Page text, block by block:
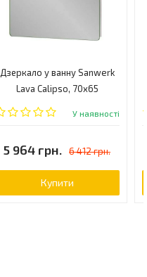
Дзеркало у ванну Sanwerk
Lava Calipso, 70x65
(ZL0000179)
У наявності
5 964 грн. 6 412 грн.
Купити